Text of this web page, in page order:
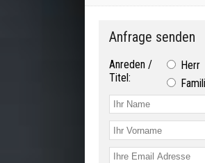
Anfrage senden
Anreden /
Titel:
Herr